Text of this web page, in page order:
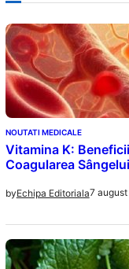
NOUTATI MEDICALE
Vitamina K:
Coagularea Sângelui
byEchipa Editoriala7